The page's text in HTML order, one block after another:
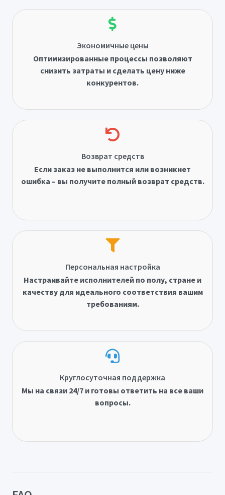
Экономичные цены
Оптимизированные процессы позволяют
снизить затраты и сделать цену ниже
конкурентов.
Возврат средств
Если заказ не выполнится или возникнет
ошибка – вы получите полный возврат средств.
Персональная настройка
Настраивайте исполнителей по полу, стране и
качеству для идеального соответствия вашим
требованиям.
Круглосуточная поддержка
Мы на связи 24/7 и готовы ответить на все ваши
вопросы.